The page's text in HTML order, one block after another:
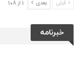
قبلی بعدی 1 از 108
خبرنامه